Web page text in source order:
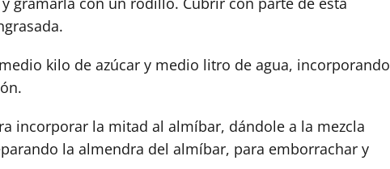
kilo de azúcar y medio litro de agua, incorporando
incorporar la mitad al almíbar, dándole a la mezcla
la almendra del almíbar, para emborrachar y